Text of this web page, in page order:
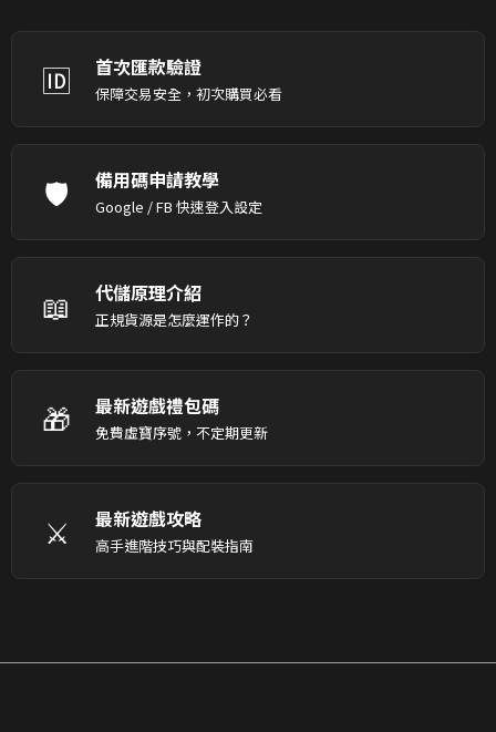
🆔 首次匯款驗證
保障交易安全，初次購買必看
🛡️ 備用碼申請教學
Google / FB 快速登入設定
📖 代儲原理介紹
正規貨源是怎麼運作的？
🎁 最新遊戲禮包碼
免費虛寶序號，不定期更新
⚔️ 最新遊戲攻略
高手進階技巧與配裝指南